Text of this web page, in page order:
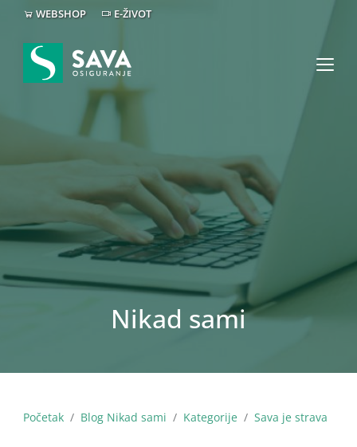
WEBSHOP E-ŽIVOT
Nikad sami
Početak Blog Nikad sami Kategorije Sava je strava